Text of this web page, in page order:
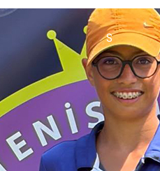
S